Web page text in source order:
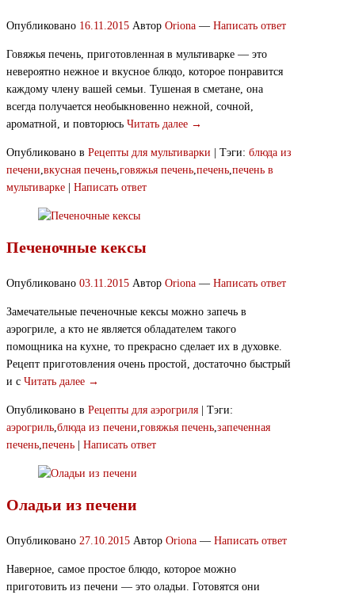
Опубликовано 16.11.2015 Автор Oriona — Написать ответ
Говяжья печень, приготовленная в мультиварке — это
невероятно нежное и вкусное блюдо, которое понравится
каждому члену вашей семьи. Тушеная в сметане, она
всегда получается необыкновенно нежной, сочной,
ароматной, и повторюсь Читать далее →
Опубликовано в Рецепты для мультиварки | Тэги: блюда из
печени вкусная печень говяжья печень печень печень в
мультиварке | Написать ответ
Печеночные кексы
Опубликовано 03.11.2015 Автор Oriona — Написать ответ
Замечательные печеночные кексы можно запечь в
аэрогриле, а кто не является обладателем такого
помощника на кухне, то прекрасно сделает их в духовке.
Рецепт приготовления очень простой, достаточно быстрый
и с Читать далее →
Опубликовано в Рецепты для аэрогриля
Тэги:
аэрогриль блюда из печени говяжья печень запеченная
печень печень Написать ответ
Оладьи из печени
Опубликовано 27.10.2015 Автор Oriona — Написать ответ
Наверное, самое простое блюдо, которое можно
приготовить из печени — это оладьи. Готовятся они